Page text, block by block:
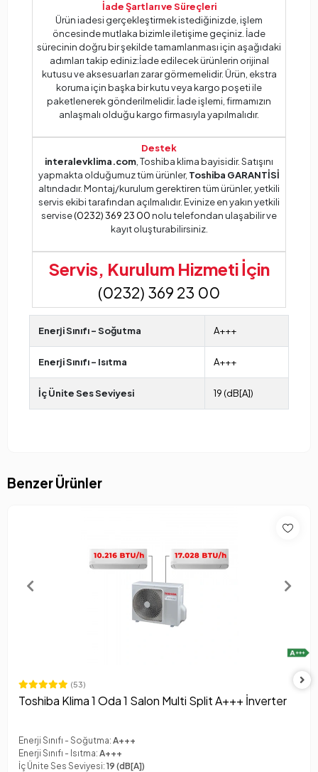
İade Şartları ve Süreçleri
Ürün iadesi gerçekleştirmek istediğinizde, işlem
öncesinde mutlaka bizimle iletişime geçiniz. İade
sürecinin doğru bir şekilde tamamlanması için aşağıdaki
adımları takip ediniz:İade edilecek ürünlerin orijinal
kutusu ve aksesuarları zarar görmemelidir. Ürün, ekstra
koruma için başka bir kutu veya kargo poşeti ile
paketlenerek gönderilmelidir. İade işlemi, firmamızın
anlaşmalı olduğu kargo firmasıyla yapılmalıdır.
Destek
interalevklima.com , Toshiba klima bayisidir. Satışını
yapmakta olduğumuz tüm ürünler, Toshiba GARANTİSİ
altındadır. Montaj/kurulum gerektiren tüm ürünler, yetkili
servis ekibi tarafından açılmalıdır. Evinize en yakın yetkili
servise(0232) 369 23 00nolu telefondan ulaşabilir ve
kayıt oluşturabilirsiniz.
Servis, Kurulum Hizmeti İçin
(0232) 369 23 00
Enerji Sınıfı - Soğutma A+++
Enerji Sınıfı - Isıtma A+++
İç Ünite Ses Seviyesi 19 (dB[A])
Benzer Ürünler
(53)
Toshiba Klima 1 Oda 1 Salon Multi Split A+++ İnverter
Enerji Sınıfı - Soğutma: A+++
Enerji Sınıfı - Isıtma: A+++
İç Ünite Ses Seviyesi: 19 (dB[A])